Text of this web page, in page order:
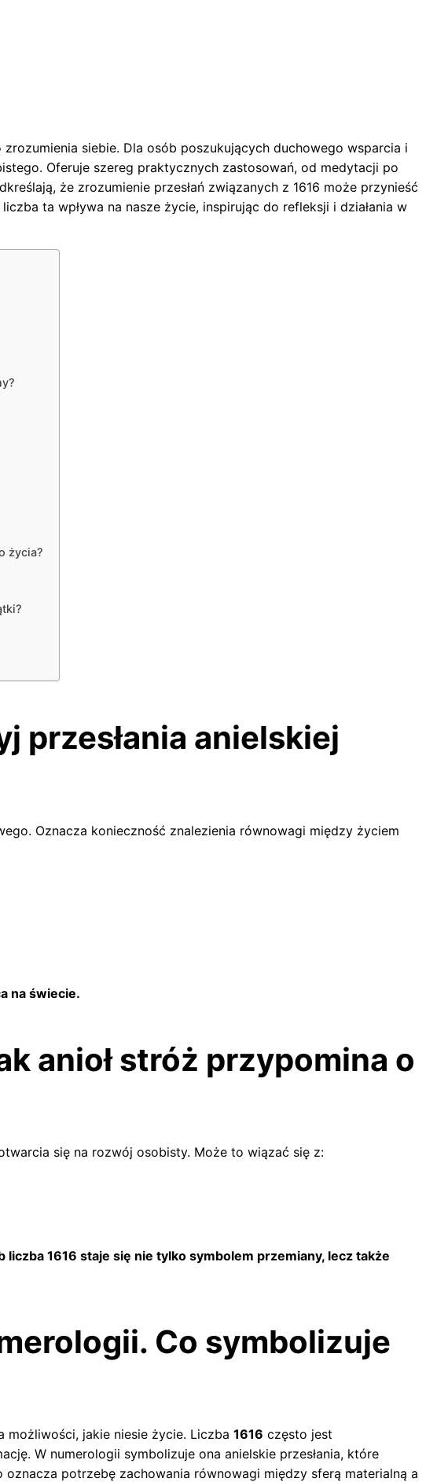
siebie. Dla osób poszukujących duchowego wsparcia i
Oferuje szereg praktycznych zastosowań, od medytacji po
że zrozumienie przesłań związanych z 1616 może przynieść
ta wpływa na nasze życie, inspirując do refleksji i działania w
życia?
przesłania anielskiej
Oznacza konieczność znalezienia równowagi między życiem
na świecie.
anioł stróż przypomina o
się na rozwój osobisty. Może to wiązać się z:
liczba 1616 staje się nie tylko symbolem przemiany, lecz także
Co symbolizuje
jakie niesie życie. Liczba 1616 często jest
W numerologii symbolizuje ona anielskie przesłania, które
potrzebę zachowania równowagi między sferą materialną a